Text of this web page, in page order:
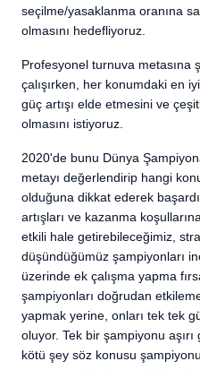
seçilme/yasaklanma oranına
olmasını hedefliyoruz.
Profesyonel turnuva metasına
çalışırken, her konumdaki en
güç artışı elde etmesini ve
olmasını istiyoruz.
2020'de bunu Dünya
metayı değerlendirip hangi
olduğuna dikkat ederek
artışları ve kazanma
etkili hale getirebileceğimiz,
düşündüğümüz şampiyonları
üzerinde ek çalışma yapma
şampiyonları doğrudan
yapmak yerine, onları tek tek
oluyor. Tek bir şampiyonu
kötü şey söz konusu